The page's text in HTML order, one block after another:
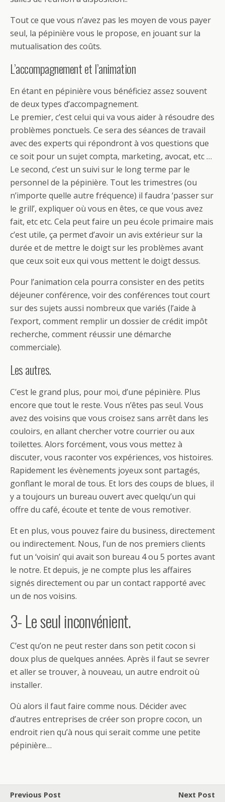
Tout ce que vous n’avez pas les moyen de vous payer
seul, la pépinière vous le propose, en jouant sur la
mutualisation des coûts.
L’accompagnement et l’animation
En étant en pépinière vous bénéficiez assez souvent
de deux types d’accompagnement.
Le premier, c’est celui qui va vous aider à résoudre des
problèmes ponctuels. Ce sera des séances de travail
avec des experts qui répondront à vos questions que
ce soit pour un sujet compta, marketing, avocat, etc …
Le second, c’est un suivi sur le long terme par le
personnel de la pépinière. Tout les trimestres (ou
n’importe quelle autre fréquence) il faudra ‘passer sur
le grill’, expliquer où vous en êtes, ce que vous avez
fait, etc etc. Cela peut faire un peu école primaire mais
c’est utile, ça permet d’avoir un avis extérieur sur la
durée et de mettre le doigt sur les problèmes avant
que ceux soit eux qui vous mettent le doigt dessus.
Pour l’animation cela pourra consister en des petits
déjeuner conférence, voir des conférences tout court
sur des sujets aussi nombreux que variés (l’aide à
l’export, comment remplir un dossier de crédit impôt
recherche, comment réussir une démarche
commerciale).
Les autres.
C’est le grand plus, pour moi, d’une pépinière. Plus
encore que tout le reste. Vous n’êtes pas seul. Vous
avez des voisins que vous croisez sans arrêt dans les
couloirs, en allant chercher votre courrier ou aux
toilettes. Alors forcément, vous vous mettez à
discuter, vous raconter vos expériences, vos histoires.
Rapidement les évènements joyeux sont partagés,
gonflant le moral de tous. Et lors des coups de blues, il
y a toujours un bureau ouvert avec quelqu’un qui
offre du café, écoute et tente de vous remotiver.
Et en plus, vous pouvez faire du business, directement
ou indirectement. Nous, l’un de nos premiers clients
fut un ‘voisin’ qui avait son bureau 4 ou 5 portes avant
le notre. Et depuis, je ne compte plus les affaires
signés directement ou par un contact rapporté avec
un de nos voisins.
3- Le seul inconvénient.
C’est qu’on ne peut rester dans son petit cocon si
doux plus de quelques années. Après il faut se sevrer
et aller se trouver, à nouveau, un autre endroit où
installer.
Où alors il faut faire comme nous. Décider avec
d’autres entreprises de créer son propre cocon, un
endroit rien qu’à nous qui serait comme une petite
pépinière…
Previous Post Next Post